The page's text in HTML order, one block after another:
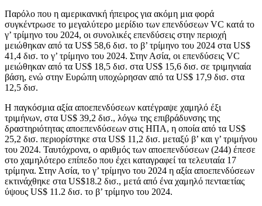
Παρόλο που η αμερικανική ήπειρος για ακόμη μια φορά
συγκέντρωσε το μεγαλύτερο μερίδιο των επενδύσεων VC κατά το
γ’ τρίμηνο του 2024, οι συνολικές επενδύσεις στην περιοχή
μειώθηκαν από τα US$ 58,6 δισ. το β’ τρίμηνο του 2024 στα US$
41,4 δισ. το γ’ τρίμηνο του 2024. Στην Ασία, οι επενδύσεις VC
μειώθηκαν από τα US$ 18,5 δισ. στα US$ 15,6 δισ. σε τριμηνιαία
βάση, ενώ στην Ευρώπη υποχώρησαν από τα US$ 17,9 δισ. στα
12,5 δισ.
Η παγκόσμια αξία αποεπενδύσεων κατέγραψε χαμηλό έξι
τριμήνων, στα US$ 39,2 δισ., λόγω της επιβράδυνσης της
δραστηριότητας απoεπενδύσεων στις ΗΠΑ, η οποία από τα US$
25,2 δισ. περιορίστηκε στα US$ 11,2 δισ. μεταξύ β’ και γ’ τριμήνου
του 2024. Ταυτόχρονα, ο αριθμός των αποεπενδύσεων (244) έπεσε
στο χαμηλότερο επίπεδο που έχει καταγραφεί τα τελευταία 17
τρίμηνα. Στην Ασία, το γ’ τρίμηνο του 2024 η αξία αποεπενδύσεων
εκτινάχθηκε στα US$18.2 δισ., μετά από ένα χαμηλό πενταετίας
ύψους US$ 11.2 δισ. το β’ τρίμηνο του 2024.